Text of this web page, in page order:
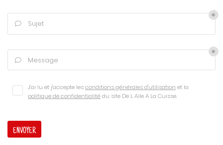
 Sujet
 Message
J'ai lu et j'accepte lesconditions générales d'utilisation et la
politique de confidentialitédu site De L Aile A La Cuisse.
ENVOYER